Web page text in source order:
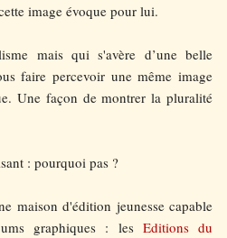
image évoque pour lui.
mais qui s'avère d’une belle
faire percevoir une même image
Une façon de montrer la pluralité
: pourquoi pas ?
maison d'édition jeunesse capable
graphiques : les Editions du